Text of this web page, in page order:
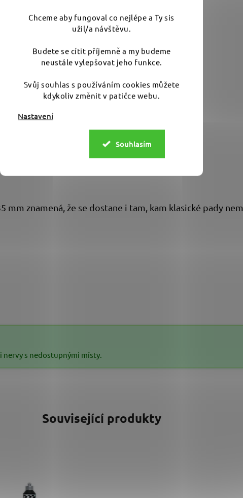
Chceme aby fungoval co nejlépe a Ty sis
užil/a návštěvu.
Budete se cítit příjemně a my budeme
neustále vylepšovat jeho funkce.
Svůj souhlas s používáním cookies můžete
kdykoliv změnit v patičce webu.
Nastavení
Souhlasím
efekt.
znamená, že se dostane i tam, kam klasické pady
nervy s nedostupnými místy.
Související produkty